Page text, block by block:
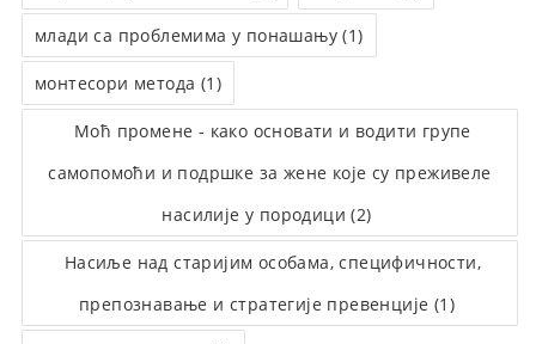
млади са проблемима у понашању (1)
монтесори метода (1)
Моћ промене - како основати и водити групе
самопомоћи и подршке за жене које су преживеле
насилије у породици (2)
Насиље над старијим особама, специфичности,
препознавање и стратегије превенције (1)